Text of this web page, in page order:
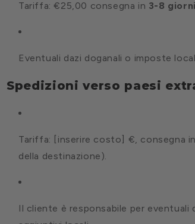
Tariffa: €25,00 consegna in 3-8
Eventuali dazi doganali o imposte
Spedizioni verso paesi
Tariffa: [inserire costo] €, consegna in
della destinazione).
Il cliente è responsabile per eventuali